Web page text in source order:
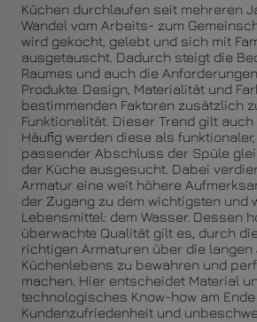
Küchen durchlaufen seit mehreren
Wandel vom Arbeits- zum
wird gekocht, gelebt und sich mit
ausgetauscht. Dadurch steigt die
Raumes und auch die
Produkte. Design, Materialität und
bestimmenden Faktoren zusätzlich
Funktionalität. Dieser Trend gilt auch
Häufig werden diese als
passender Abschluss der Spüle
der Küche ausgesucht. Dabei
Armatur eine weit höhere
der Zugang zu dem wichtigsten und
Lebensmittel: dem Wasser. Dessen
überwachte Qualität gilt es, durch
richtigen Armaturen über die langen
Küchenlebens zu bewahren und
machen. Hier entscheidet Material
technologisches Know-how am
Kundenzufriedenheit und